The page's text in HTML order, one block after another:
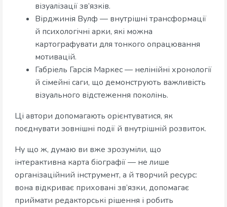
візуалізації зв’язків.
Вірджинія Вулф — внутрішні трансформації
й психологічні арки, які можна
картографувати для тонкого опрацювання
мотивацій.
Габріель Гарсія Маркес — нелінійні хронології
й сімейні саги, що демонструють важливість
візуального відстеження поколінь.
Ці автори допомагають орієнтуватися, як
поєднувати зовнішні події й внутрішній розвиток.
Ну що ж, думаю ви вже зрозуміли, що
інтерактивна карта біографії — не лише
організаційний інструмент, а й творчий ресурс:
вона відкриває приховані зв’язки, допомагає
приймати редакторські рішення і робить